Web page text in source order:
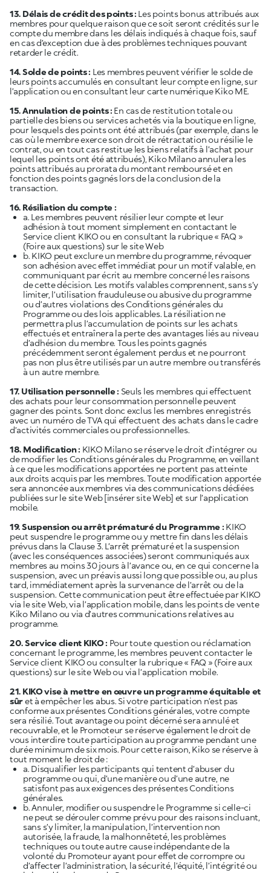
13. Délais de crédit des points : Les points bonus attribués aux
membres pour quelque raison que ce soit seront crédités sur le
compte du membre dans les délais indiqués à chaque fois, sauf
en cas d’exception due à des problèmes techniques pouvant
retarder le crédit.
14. Solde de points : Les membres peuvent vérifier le solde de
leurs points accumulés en consultant leur compte en ligne, sur
l’application ou en consultant leur carte numérique Kiko ME.
15. Annulation de points : En cas de restitution totale ou
partielle des biens ou services achetés via la boutique en ligne,
pour lesquels des points ont été attribués (par exemple, dans le
cas où le membre exerce son droit de rétractation ou résilie le
contrat, ou en tout cas restitue les biens relatifs à l’achat pour
lequel les points ont été attribués), Kiko Milano annulera les
points attribués au prorata du montant remboursé et en
fonction des points gagnés lors de la conclusion de la
transaction.
16. Résiliation du compte :
a. Les membres peuvent résilier leur compte et leur
adhésion à tout moment simplement en contactant le
Service client KIKO ou en consultant la rubrique « FAQ »
(Foire aux questions)sur le site Web
b. KIKO peut exclure un membre du programme, révoquer
son adhésion avec effet immédiat pour un motif valable, en
communiquant par écrit au membre concerné les raisons
de cette décision. Les motifs valables comprennent, sans s’y
limiter, l’utilisation frauduleuse ou abusive du programme
ou d’autres violations des Conditions générales du
Programme ou des lois applicables. La résiliation ne
permettra plus l’accumulation de points sur les achats
effectués et entraînera la perte des avantages liés au niveau
d’adhésion du membre. Tous les points gagnés
précédemment seront également perdus et ne pourront
pas non plus être utilisés par un autre membre ou transférés
à un autre membre.
17. Utilisation personnelle : Seuls les membres qui effectuent
des achats pour leur consommation personnelle peuvent
gagner des points. Sont donc exclus les membres enregistrés
avec un numéro de TVA qui effectuent des achats dans le cadre
d’activités commerciales ou professionnelles.
18. Modification : KIKO Milano se réserve le droit d’intégrer ou
de modifier les Conditions générales du Programme, en veillant
à ce que les modifications apportées ne portent pas atteinte
aux droits acquis par les membres. Toute modification apportée
sera annoncée aux membres via des communications dédiées
publiées sur le site Web [insérer site Web] et sur l’application
mobile.
19. Suspension ou arrêt prématuré du Programme : KIKO
peut suspendre le programme ou y mettre fin dans les délais
prévus dans la Clause 3. L’arrêt prématuré et la suspension
(avec les conséquences associées) seront communiqués aux
membres au moins 30 jours à l’avance ou, en ce qui concerne la
suspension, avec un préavis aussi long que possible ou, au plus
tard, immédiatement après la survenance de l’arrêt ou de la
suspension. Cette communication peut être effectuée par KIKO
via le site Web, via l’application mobile, dans les points de vente
Kiko Milano ou via d’autres communications relatives au
programme.
20. Service client KIKO : Pour toute question ou réclamation
concernant le programme, les membres peuvent contacter le
Service client KIKO ou consulter la rubrique « FAQ » (Foire aux
questions)sur le site Webou via l’application mobile.
21. KIKO vise à mettre en œuvre un programme équitable et
sûret à empêcher les abus. Si votre participation n’est pas
conforme aux présentes Conditions générales, votre compte
sera résilié. Tout avantage ou point décerné sera annulé et
recouvrable, et le Promoteur se réserve également le droit de
vous interdire toute participation au programme pendant une
durée minimum de six mois. Pour cette raison, Kiko se réserve à
tout moment le droit de :
a. Disqualifier les participants qui tentent d’abuser du
programme ou qui, d’une manière ou d’une autre, ne
satisfont pas aux exigences des présentes Conditions
générales.
b. Annuler, modifier ou suspendre le Programme si celle-ci
ne peut se dérouler comme prévu pour des raisons incluant,
sans s’y limiter, la manipulation, l’intervention non
autorisée, la fraude, la malhonnêteté, les problèmes
techniques ou toute autre cause indépendante de la
volonté du Promoteur ayant pour effet de corrompre ou
d’affecter l’administration, la sécurité, l’équité, l’intégrité ou